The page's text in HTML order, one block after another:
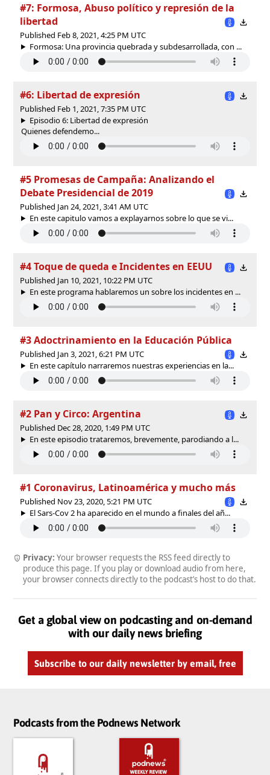
#7: Formosa, Abuso político y represión de la
libertad
Published Feb 8, 2021, 4:25 PM UTC
Formosa: Una provincia quebrada y subdesarrollada, con ...
#6: Libertad de expresión
Published Feb 1, 2021, 7:35 PM UTC
Episodio 6: Libertad de expresión
Quienes defendemo...
#5 Promesas de Campaña: Analizando el
Debate Presidencial de 2019
Published Jan 24, 2021, 3:41 AM UTC
En este capitulo vamos a explayarnos sobre lo que se vi...
#4 Toque de queda e Incidentes en EEUU
Published Jan 10, 2021, 10:22 PM UTC
En este programa hablaremos un sobre los incidentes en ...
#3 Adoctrinamiento en la Educación Pública
Published Jan 3, 2021, 6:21 PM UTC
En este capítulo narraremos nuestras experiencias en la...
#2 Pan y Circo: Argentina
Published Dec 28, 2020, 1:49 PM UTC
En este episodio trataremos, brevemente, parodiando a l...
#1 Coronavirus, Latinoamérica y mucho más
Published Nov 23, 2020, 5:21 PM UTC
El Sars-Cov 2 ha aparecido en el mundo a finales del añ...
Privacy: Your browser requests the RSS feed directly to
produce this page. If you play or download audio from here,
your browser connects directly to the podcast’s host to do that.
Get a global view on podcasting and on-demand
with our daily news briefing
Subscribe to our daily newsletter by email, free
Podcasts from the Podnews Network